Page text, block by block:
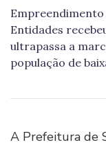
Entidades
ultrapassa a
população de
A Prefeitura de